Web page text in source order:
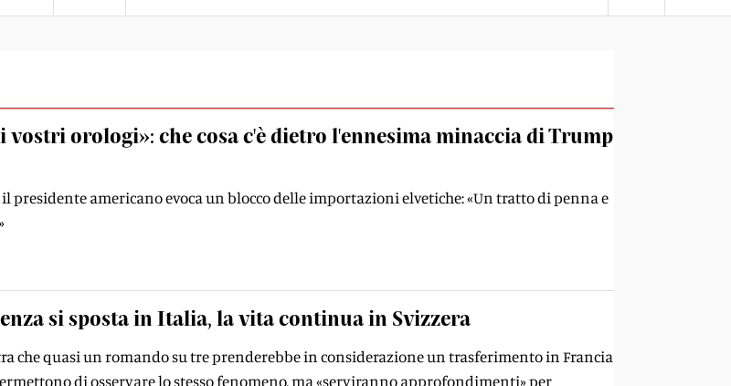
vostri orologi»: che cosa c'è dietro l'ennesima minaccia di Trump
americano evoca un blocco delle importazioni elvetiche: «Un tratto di penna e
si sposta in Italia, la vita continua in Svizzera
che quasi un romando su tre prenderebbe in considerazione un trasferimento in Francia
di osservare lo stesso fenomeno, ma «serviranno approfondimenti» per